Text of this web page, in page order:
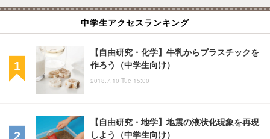
中学生アクセスランキング
【自由研究・化学】牛乳からプラスチックを
作ろう（中学生向け）
2018.7.10 Tue 15:00
【自由研究・地学】地震の液状化現象を再現
しよう（中学生向け）